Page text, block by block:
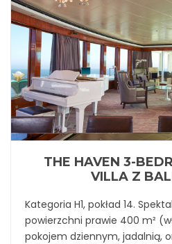
THE HAVEN 3-
VILLA Z
Kategoria H1, pokład 14.
powierzchni prawie 400 m²
pokojem dziennym, jadalnią,